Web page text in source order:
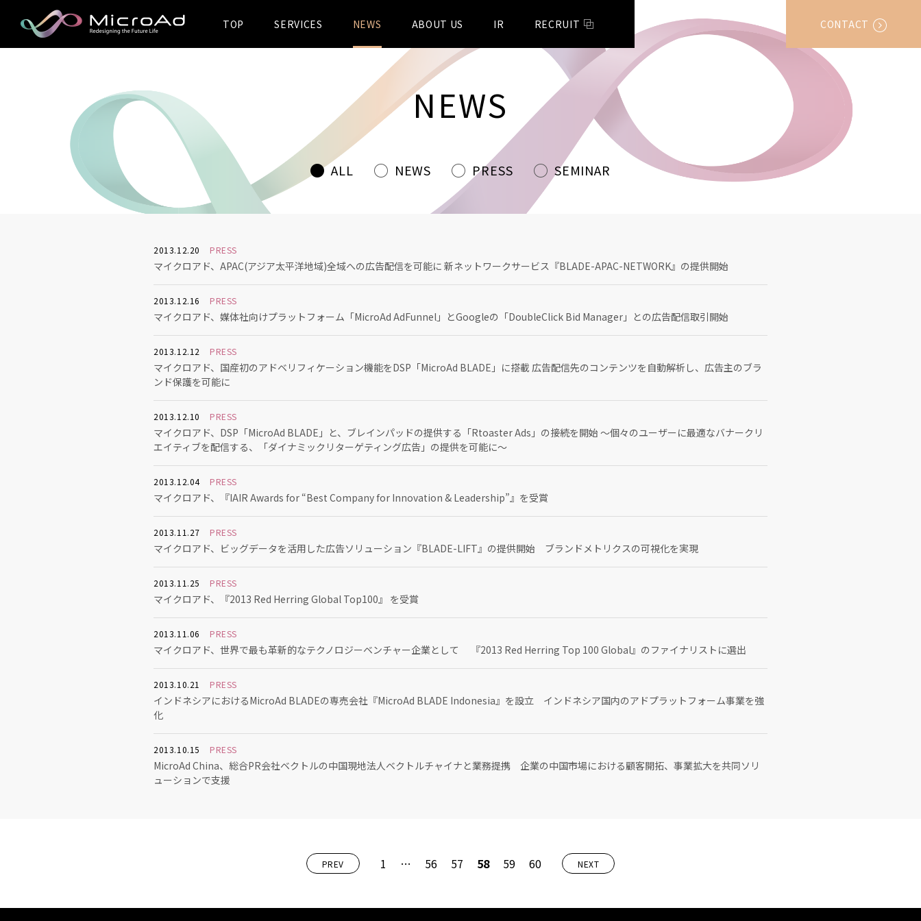
MicroAd -
the Future Life
TOP SERVICES NEWS ABOUT US IR RECRUIT CONTACT
NEWS
ALL NEWS PRESS SEMINAR
2013.12.20 PRESS
マイクロアド、APAC(アジア太平洋地域)全域への広告配信を可能に 新ネットワークサービス『BLADE-APAC-NETWORK』の提供開始
2013.12.16 PRESS
マイクロアド、媒体社向けプラットフォーム「MicroAd AdFunnel」とGoogleの「DoubleClick Bid Manager」との広告配信取引開始
2013.12.12 PRESS
マイクロアド、国産初のアドベリフィケーション機能をDSP「MicroAd BLADE」に搭載 広告配信先のコンテンツを自動解析し、広告主のブラ
ンド保護を可能に
2013.12.10 PRESS
マイクロアド、DSP「MicroAd BLADE」と、ブレインパッドの提供する「Rtoaster Ads」の接続を開始 ～個々のユーザーに最適なバナークリ
エイティブを配信する、「ダイナミックリターゲティング広告」の提供を可能に～
2013.12.04 PRESS
マイクロアド、『IAIR Awards for “Best Company for Innovation & Leadership”』を受賞
2013.11.27 PRESS
マイクロアド、ビッグデータを活用した広告ソリューション『BLADE-LIFT』の提供開始 ブランドメトリクスの可視化を実現
2013.11.25 PRESS
マイクロアド、『2013 Red Herring Global Top100』 を受賞
2013.11.06 PRESS
マイクロアド、世界で最も革新的なテクノロジーベンチャー企業として 『2013 Red Herring Top 100 Global』のファイナリストに選出
2013.10.21 PRESS
インドネシアにおけるMicroAd BLADEの専売会社『MicroAd BLADE Indonesia』を設立 インドネシア国内のアドプラットフォーム事業を強
化
2013.10.15 PRESS
MicroAd China、総合PR会社ベクトルの中国現地法人ベクトルチャイナと業務提携 企業の中国市場における顧客開拓、事業拡大を共同ソリ
ューションで支援
PREV 1 … 56 57 58 59 60 NEXT